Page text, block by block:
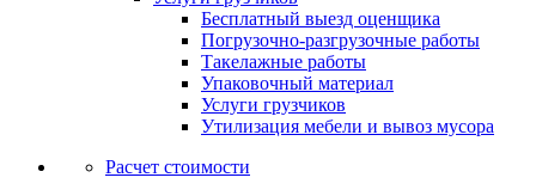
Бесплатный выезд оценщика
Погрузочно-разгрузочные работы
Такелажные работы
Упаковочный материал
Услуги грузчиков
Утилизация мебели и вывоз мусора
Расчет стоимости